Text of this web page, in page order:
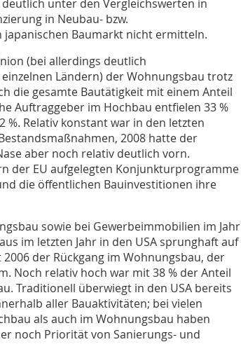
unter den Vergleichswerten in
in Neubau- bzw.
Baumarkt nicht ermitteln.
(bei allerdings deutlich
Ländern) der Wohnungsbau trotz
die gesamte Bautätigkeit mit einem Anteil
Auftraggeber im Hochbau entfielen 33 %
%. Relativ konstant war in den letzten
2008 hatte der
aber noch relativ deutlich vorn.
der EU aufgelegten Konjunkturprogramme
die öffentlichen Bauinvestitionen ihre
sowie bei Gewerbeimmobilien im Jahr
im letzten Jahr in den USA sprunghaft auf
der Rückgang im Wohnungsbau, der
Noch relativ hoch war mit 38 % der Anteil
Traditionell überwiegt in den USA bereits
aller Bauaktivitäten; bei vielen
als auch im Wohnungsbau haben
noch Priorität von Sanierungs- und